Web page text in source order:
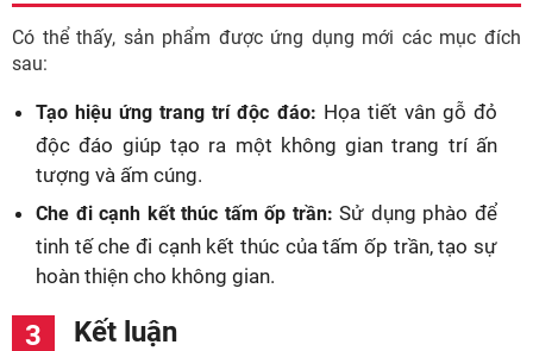
Có thể thấy, sản phẩm được ứng dụng mới các mục đích
sau:
Tạo hiệu ứng trang trí độc đáo: Họa tiết vân gỗ đỏ
độc đáo giúp tạo ra một không gian trang trí ấn
tượng và ấm cúng.
Che đi cạnh kết thúc tấm ốp trần: Sử dụng phào để
tinh tế che đi cạnh kết thúc của tấm ốp trần, tạo sự
hoàn thiện cho không gian.
Kết luận